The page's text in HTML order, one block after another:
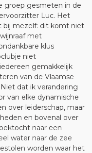
groep gesmeten in de
Luc. Het
bij mezelf: dit komt niet
met
klus
niet
gemakkelijk
van de Vlaamse
dat ik verandering
van elke dynamische
over leiderschap, maar
en bovenal over
naar een
water naar de zee
worden waar het